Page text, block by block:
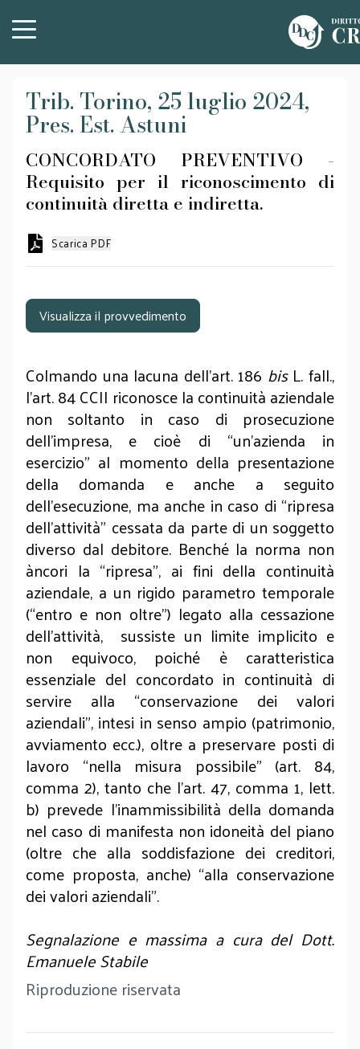
Trib. Torino, 25 luglio 2024,
Pres. Est. Astuni
CONCORDATO PREVENTIVO -
Requisito per il riconoscimento di
continuità diretta e indiretta.
Scarica PDF
Visualizza il provvedimento
Colmando una lacuna dell’art. 186 bisL. fall.,
l’art. 84 CCII riconosce la continuità aziendale
non soltanto in caso di prosecuzione
dell’impresa, e cioè di “un’azienda in
esercizio” al momento della presentazione
della domanda e anche a seguito
dell’esecuzione, ma anche in caso di “ripresa
dell’attività” cessata da parte di un soggetto
diverso dal debitore. Benché la norma non
àncori la “ripresa”, ai fini della continuità
aziendale, a un rigido parametro temporale
(“entro e non oltre”) legato alla cessazione
dell’attività, sussiste un limite implicito e
non equivoco, poiché è caratteristica
essenziale del concordato in continuità di
servire alla “conservazione dei valori
aziendali”, intesi in senso ampio (patrimonio,
avviamento ecc.), oltre a preservare posti di
lavoro “nella misura possibile” (art. 84,
comma 2), tanto che l’art. 47, comma 1, lett.
b) prevede l’inammissibilità della domanda
nel caso di manifesta non idoneità del piano
(oltre che alla soddisfazione dei creditori,
come proposta, anche) “alla conservazione
dei valori aziendali”.
Segnalazione e massima a cura del Dott.
Emanuele Stabile
Riproduzione riservata